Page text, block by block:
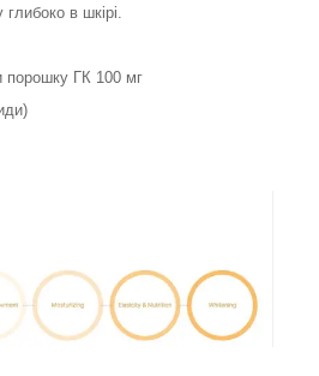
в шкірі.
порошку ГК 100 мг